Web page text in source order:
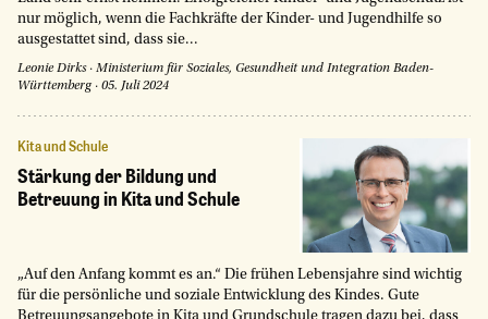
nur möglich, wenn die Fachkräfte der Kinder- und Jugendhilfe so
ausgestattet sind, dass sie...
Leonie Dirks· Ministerium für Soziales, Gesundheit und Integration Baden-
Württemberg · 05. Juli 2024
Kita und Schule
Stärkung der Bildung und
Betreuung in Kita und Schule
„Auf den Anfang kommt es an.“ Die frühen Lebensjahre sind wichtig
für die persönliche und soziale Entwicklung des Kindes. Gute